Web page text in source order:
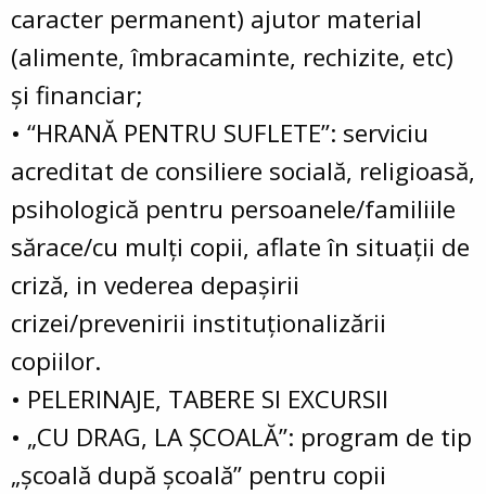
caracter permanent) ajutor material
(alimente, îmbracaminte, rechizite, etc)
şi financiar;
• “HRANĂ PENTRU SUFLETE”: serviciu
acreditat de consiliere socială, religioasă,
psihologică pentru persoanele/familiile
sărace/cu mulţi copii, aflate în situaţii de
criză, in vederea depaşirii
crizei/prevenirii instituţionalizării
copiilor.
• PELERINAJE, TABERE SI EXCURSII
• „CU DRAG, LA ŞCOALĂ”: program de tip
„şcoală după şcoală” pentru copii